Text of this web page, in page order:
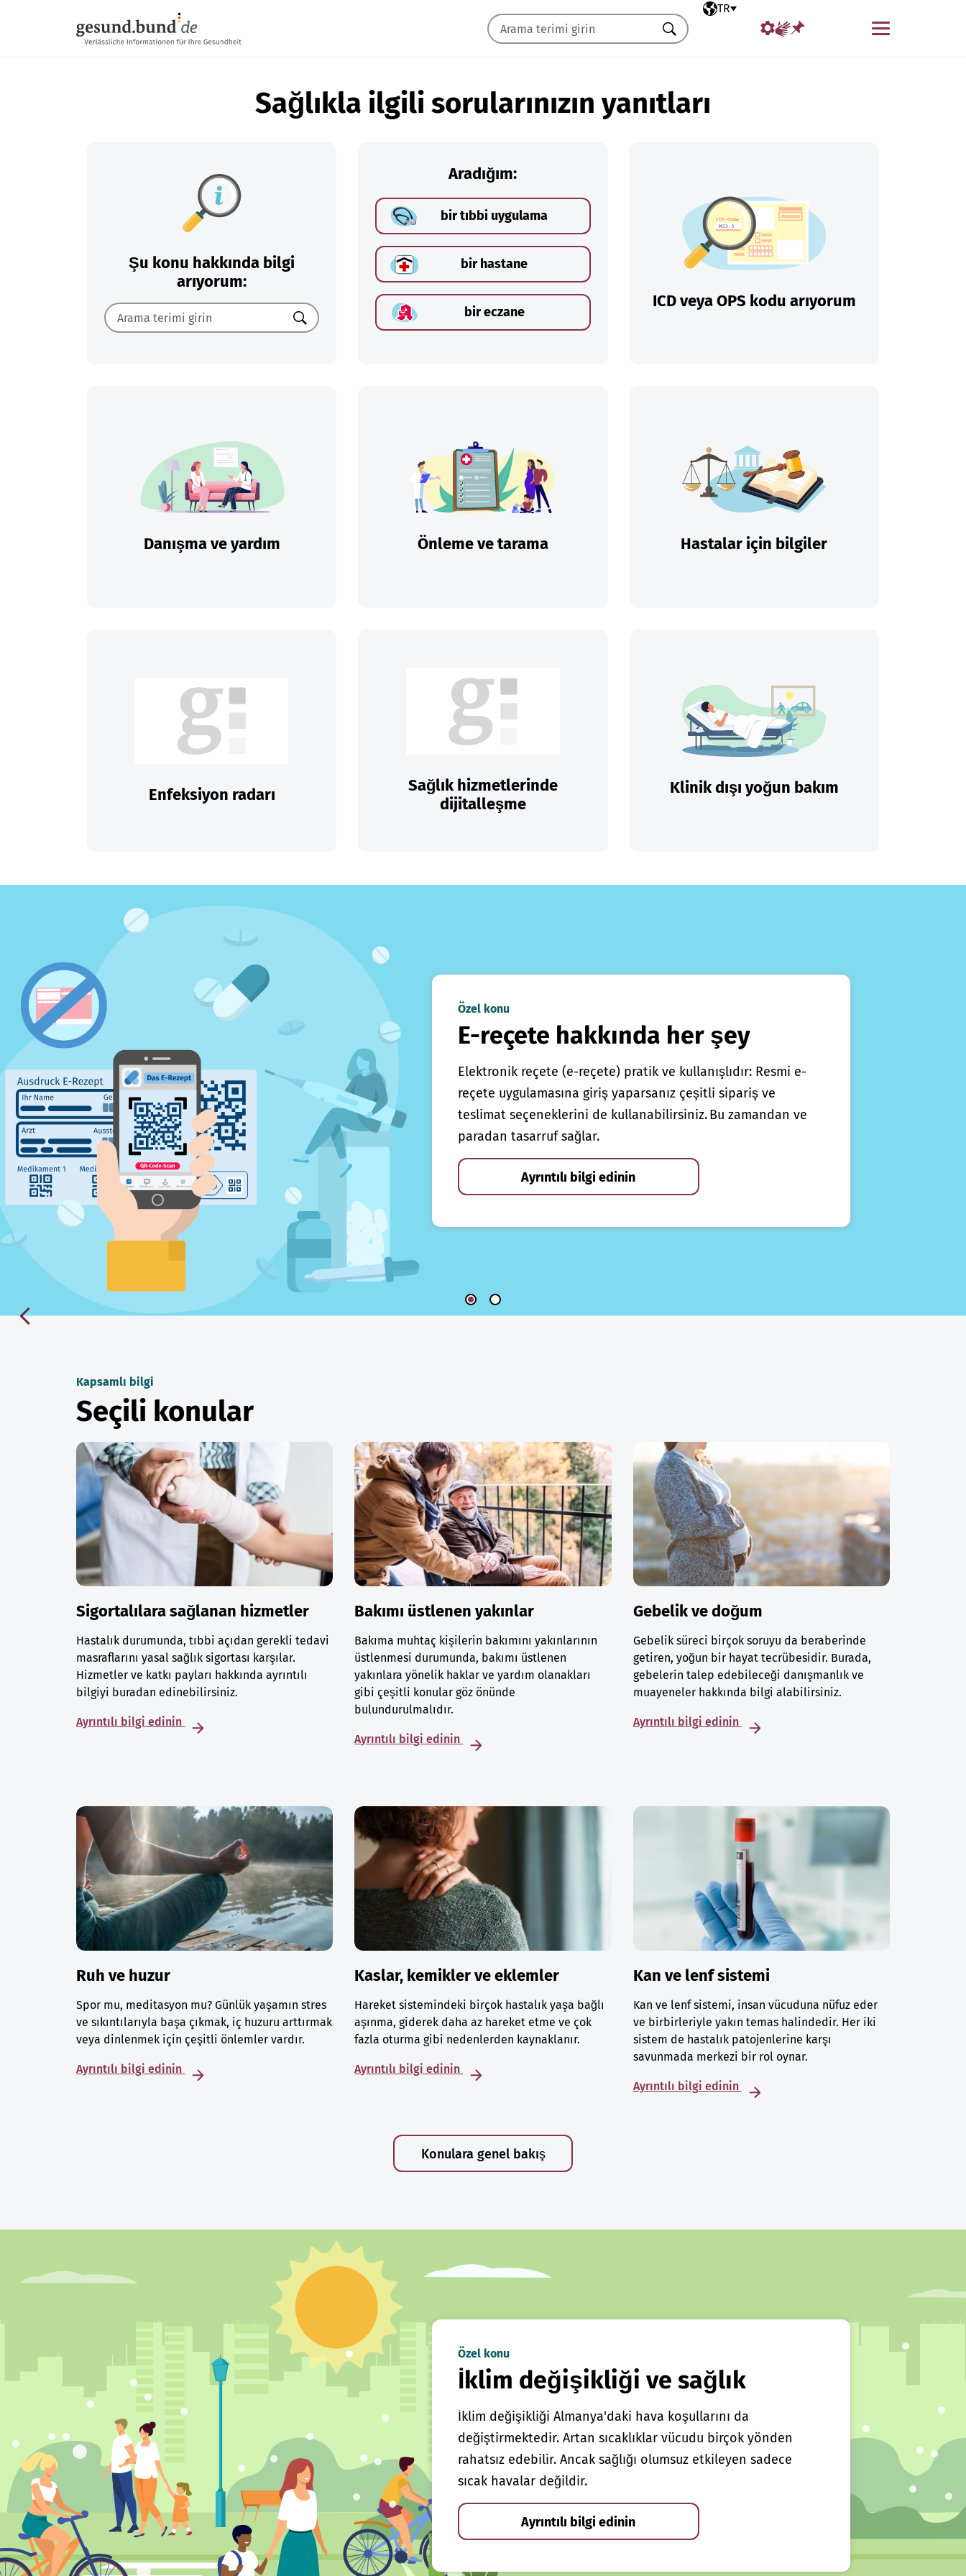
Seçili dil
TR
Menü
Ara
Sağlıkla ilgili sorularınızın yanıtları
Şu konu hakkında bilgi
arıyorum:
Ara
Aradığım:
bir tıbbi uygulama
bir hastane
bir eczane
ICD veya OPS kodu arıyorum
Danışma ve yardım Önleme ve tarama Hastalar için bilgiler
Enfeksiyon radarı
Sağlık hizmetlerinde
dijitalleşme
Klinik dışı yoğun bakım
Özel konu
E-reçete hakkında her şey
Elektronik reçete (e-reçete) pratik ve kullanışlıdır: Resmi e-
reçete uygulamasına giriş yaparsanız çeşitli sipariş ve
teslimat seçeneklerini de kullanabilirsiniz. Bu zamandan ve
paradan tasarruf sağlar.
Ayrıntılı bilgi edinin
Kapsamlı bilgi
Seçili konular
Sigortalılara sağlanan hizmetler
Hastalık durumunda, tıbbi açıdan gerekli tedavi
masraflarını yasal sağlık sigortası karşılar.
Hizmetler ve katkı payları hakkında ayrıntılı
bilgiyi buradan edinebilirsiniz.
Ayrıntılı bilgi edinin
Bakımı üstlenen yakınlar
Bakıma muhtaç kişilerin bakımını yakınlarının
üstlenmesi durumunda, bakımı üstlenen
yakınlara yönelik haklar ve yardım olanakları
gibi çeşitli konular göz önünde
bulundurulmalıdır.
Ayrıntılı bilgi edinin
Gebelik ve doğum
Gebelik süreci birçok soruyu da beraberinde
getiren, yoğun bir hayat tecrübesidir. Burada,
gebelerin talep edebileceği danışmanlık ve
muayeneler hakkında bilgi alabilirsiniz.
Ayrıntılı bilgi edinin
Ruh ve huzur
Spor mu, meditasyon mu? Günlük yaşamın stres
ve sıkıntılarıyla başa çıkmak, iç huzuru arttırmak
veya dinlenmek için çeşitli önlemler vardır.
Ayrıntılı bilgi edinin
Kaslar, kemikler ve eklemler
Hareket sistemindeki birçok hastalık yaşa bağlı
aşınma, giderek daha az hareket etme ve çok
fazla oturma gibi nedenlerden kaynaklanır.
Ayrıntılı bilgi edinin
Kan ve lenf sistemi
Kan ve lenf sistemi, insan vücuduna nüfuz eder
ve birbirleriyle yakın temas halindedir. Her iki
sistem de hastalık patojenlerine karşı
savunmada merkezi bir rol oynar.
Ayrıntılı bilgi edinin
Konulara genel bakış
Özel konu
İklim değişikliği ve sağlık
İklim değişikliği Almanya'daki hava koşullarını da
değiştirmektedir. Artan sıcaklıklar vücudu birçok yönden
rahatsız edebilir. Ancak sağlığı olumsuz etkileyen sadece
sıcak havalar değildir.
Ayrıntılı bilgi edinin